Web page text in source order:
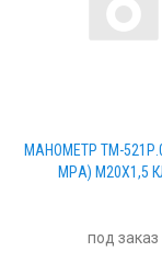
МАНОМЕТР ТМ-
МPА) М20Х1,5
под заказ